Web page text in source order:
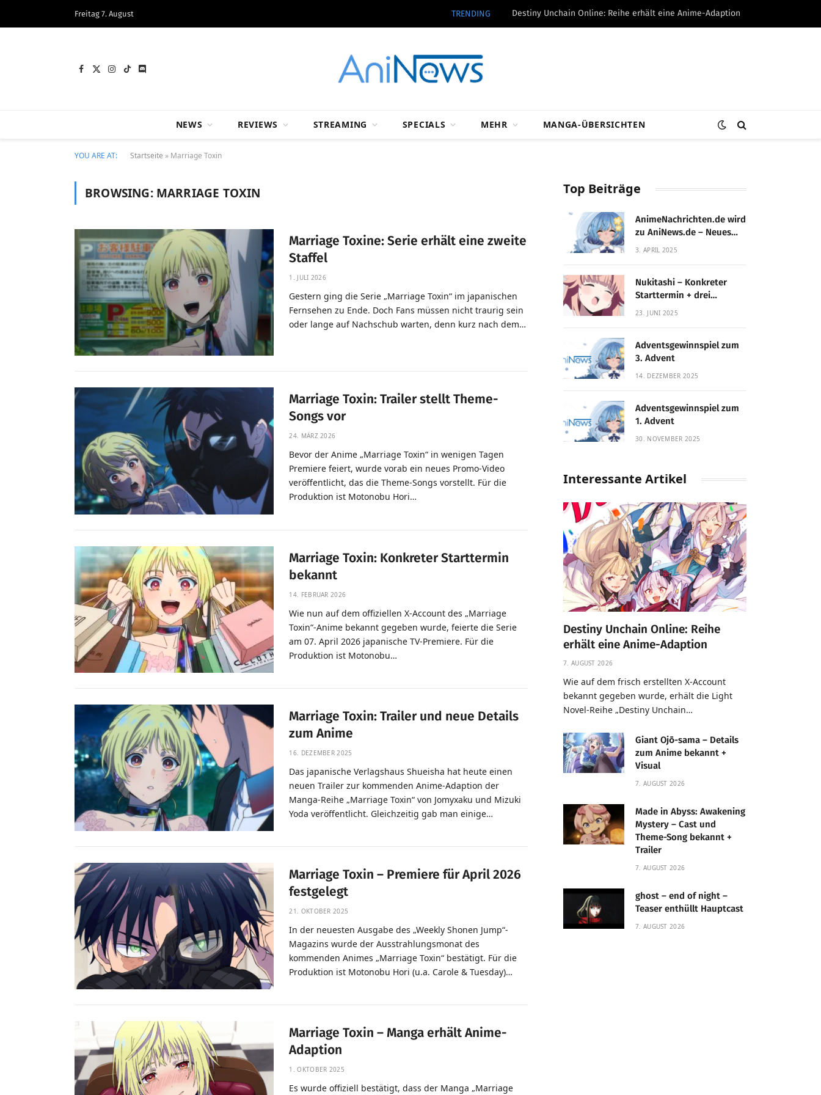
Freitag 7. August TRENDING Destiny Unchain Online: Reihe erhält eine Anime-Adaption
Facebook
X
Instagram
TikTokDiscord
NEWS REVIEWS STREAMING SPECIALS MEHR MANGA-ÜBERSICHTEN
YOU ARE AT: Startseite » Marriage Toxin
BROWSING: MARRIAGE TOXIN
Marriage Toxine: Serie erhält eine zweite
Staffel
1. JULI 2026
Gestern ging die Serie „Marriage Toxin“ im japanischen
Fernsehen zu Ende. Doch Fans müssen nicht traurig sein
oder lange auf Nachschub warten, denn kurz nach dem…
Marriage Toxin: Trailer stellt Theme-
Songs vor
24. MÄRZ 2026
Bevor der Anime „Marriage Toxin“ in wenigen Tagen
Premiere feiert, wurde vorab ein neues Promo-Video
veröffentlicht, das die Theme-Songs vorstellt. Für die
Produktion ist Motonobu Hori…
Marriage Toxin: Konkreter Starttermin
bekannt
14. FEBRUAR 2026
Wie nun auf dem offiziellen X-Account des „Marriage
Toxin“-Anime bekannt gegeben wurde, feierte die Serie
am 07. April 2026 japanische TV-Premiere. Für die
Produktion ist Motonobu…
Marriage Toxin: Trailer und neue Details
zum Anime
16. DEZEMBER 2025
Das japanische Verlagshaus Shueisha hat heute einen
neuen Trailer zur kommenden Anime-Adaption der
Manga-Reihe „Marriage Toxin“ von Jomyxaku und Mizuki
Yoda veröffentlicht. Gleichzeitig gab man einige…
Marriage Toxin – Premiere für April 2026
festgelegt
21. OKTOBER 2025
In der neuesten Ausgabe des „Weekly Shonen Jump“-
Magazins wurde der Ausstrahlungsmonat des
kommenden Animes „Marriage Toxin“ bestätigt. Für die
Produktion ist Motonobu Hori (u.a. Carole & Tuesday)…
Marriage Toxin – Manga erhält Anime-
Adaption
1. OKTOBER 2025
Es wurde offiziell bestätigt, dass der Manga „Marriage
Top Beiträge
AnimeNachrichten.de wird
zu AniNews.de – Neues
Design, gewohnte
3. APRIL 2025
Nukitashi – Konkreter
Starttermin + drei
Fassungen enthüllt
23. JUNI 2025
Adventsgewinnspiel zum
3. Advent
14. DEZEMBER 2025
Adventsgewinnspiel zum
1. Advent
30. NOVEMBER 2025
Interessante Artikel
Destiny Unchain Online: Reihe
erhält eine Anime-Adaption
7. AUGUST 2026
Wie auf dem frisch erstellten X-Account
bekannt gegeben wurde, erhält die Light
Novel-Reihe „Destiny Unchain…
Giant Ojō-sama – Details
zum Anime bekannt +
Visual
7. AUGUST 2026
Made in Abyss: Awakening
Mystery – Cast und
Theme-Song bekannt +
Trailer
7. AUGUST 2026
ghost – end of night –
Teaser enthüllt Hauptcast
7. AUGUST 2026